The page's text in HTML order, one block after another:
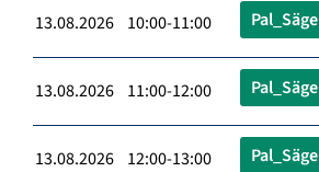
13.08.2026 10:00-11:00 Pal_Säge
13.08.2026 11:00-12:00 Pal_Säge
13.08.2026 12:00-13:00 Pal_Säge